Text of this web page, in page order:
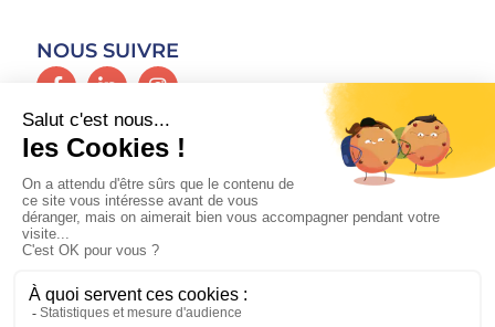
NOUS SUIVRE
CONTACT
Mentions Légales